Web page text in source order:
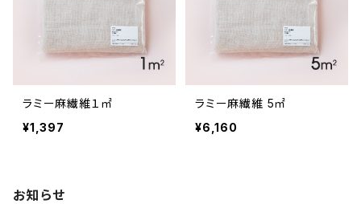
ラミー麻繊維１㎡
¥1,397
ラミー麻繊維 5㎡
¥6,160
お知らせ